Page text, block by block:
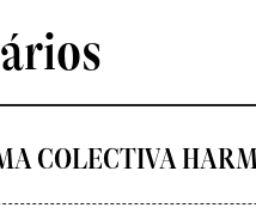
COLECTIVA